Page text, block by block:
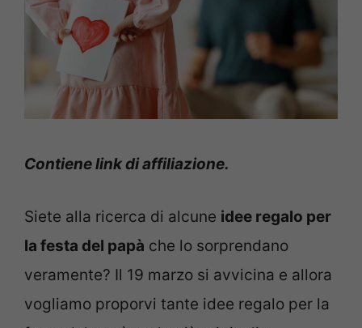
Contiene link di affiliazione.
Siete alla ricerca di alcune idee regalo per
la festa del papà che lo sorprendano
veramente? Il 19 marzo si avvicina e allora
vogliamo proporvi tante idee regalo per la